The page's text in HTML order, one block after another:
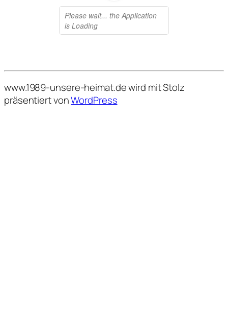
www.1989-unsere-heimat.de wird mit Stolz
präsentiert vonWordPress